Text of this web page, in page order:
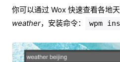
你可以通过 Wox 快速查看各地
weather，安装命令： wpm